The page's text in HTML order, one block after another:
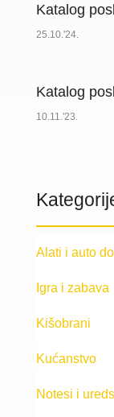
Katalog
25.10.'24.
Katalog
10.11.'23.
Alati i auto
Igra i zabava
Kišobrani
Kućanstvo
Notesi i